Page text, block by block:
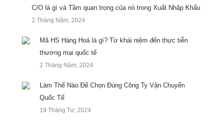
C/O là gì và Tầm quan trọng của nó trong Xuất Nhập Khẩu
2 Tháng Năm, 2024
Mã HS Hàng Hoá là gì? Từ khái niệm đến thực tiễn
thương mại quốc tế
2 Tháng Năm, 2024
Làm Thế Nào Để Chọn Đúng Công Ty Vận Chuyển
Quốc Tế
19 Tháng Tư, 2024